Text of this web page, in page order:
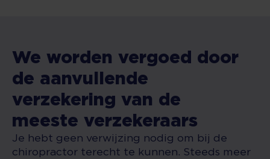
We worden vergoed door
de aanvullende
verzekering van de
meeste verzekeraars
Je hebt geen verwijzing nodig om bij de
chiropractor terecht te kunnen. Steeds meer